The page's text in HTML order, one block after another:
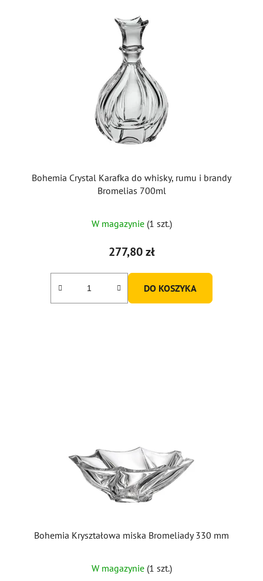
Bohemia Crystal Karafka do whisky, rumu i brandy
Bromelias 700ml
W magazynie (1 szt.)
277,80 zł
DO KOSZYKA
Bohemia Kryształowa miska Bromeliady 330 mm
W magazynie (1 szt.)